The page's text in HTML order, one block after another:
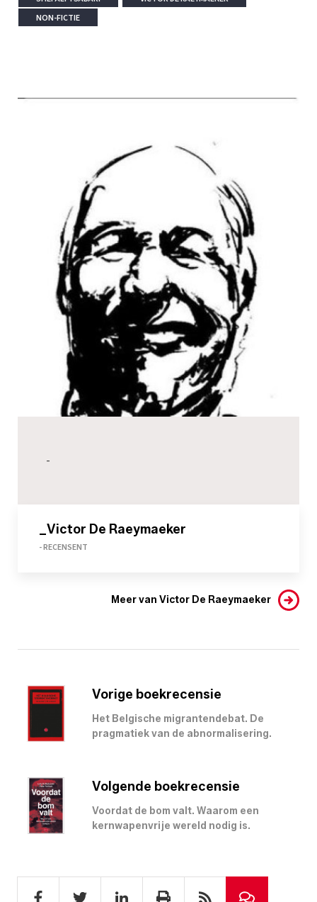
NON-FICTIE
-
_Victor De Raeymaeker
- RECENSENT
Meer van Victor De Raeymaeker
Vorige boekrecensie
Het Belgische migrantendebat. De
pragmatiek van de abnormalisering.
Volgende boekrecensie
Voordat de bom valt. Waarom een
kernwapenvrije wereld nodig is.